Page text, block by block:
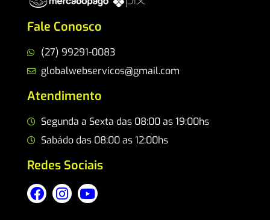
Fale Conosco
(27) 99291-0083
globalwebservicos@gmail.com
Atendimento
Segunda a Sexta das 08:00 as 19:00hs
Sabádo das 08:00 as 12:00hs
Redes Sociais